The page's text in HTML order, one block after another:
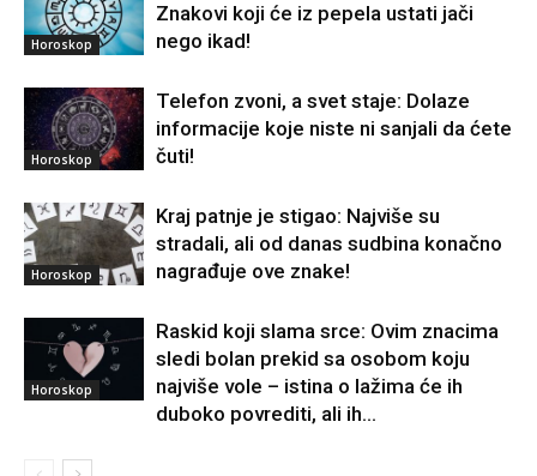
Horoskop
Znakovi koji će iz pepela ustati jači
nego ikad!
Horoskop
Telefon zvoni, a svet staje: Dolaze
informacije koje niste ni sanjali da ćete
čuti!
Horoskop
Kraj patnje je stigao: Najviše su
stradali, ali od danas sudbina konačno
nagrađuje ove znake!
Horoskop
Raskid koji slama srce: Ovim znacima
sledi bolan prekid sa osobom koju
najviše vole – istina o lažima će ih
duboko povrediti, ali ih...